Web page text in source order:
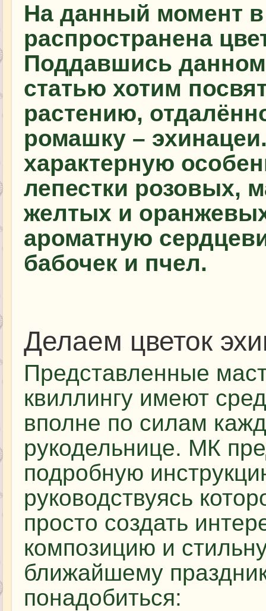
На данный момент в
распространена
Поддавшись
статью хотим
растению,
ромашку –
характерную
лепестки розовых,
желтых и
ароматную
бабочек и пчел.
Делаем цветок
Представленные
квиллингу имеют
вполне по силам
рукодельнице. МК
подробную
руководствуясь
просто создать
композицию и
ближайшему
понадобиться: